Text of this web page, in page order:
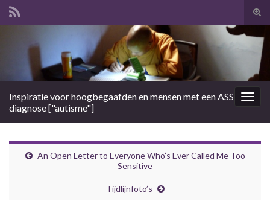
Search for:
Inspiratie voor hoogbegaafden en mensen met een ASS
diagnose ["autisme"]
An Open Letter to Everyone Who’s Ever Called Me Too
Sensitive
Tijdlijnfoto’s